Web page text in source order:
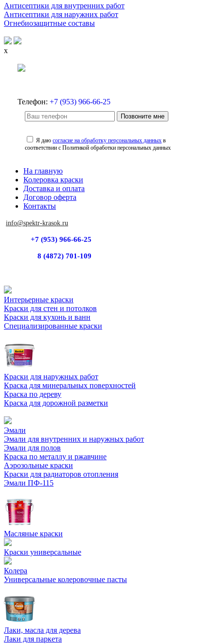
Антисептики для внутренних работ
Антисептики для наружних работ
Огнебиозащитные составы
x
Телефон: +7 (953) 966-66-25
Позвоните мне
Я даюсогласие на обработку персональных данных в
соответствии с Политикой обработки персональных данных
На главную
Колеровка краски
Доставка и оплата
Договор оферта
Контакты
info@spektr-krasok.ru
+7 (953) 966-66-25
8 (4872) 701-109
Интерьерные краски
Краски для стен и потолков
Краски для кухонь и ванн
Специализированные краски
Краски для наружных работ
Краска для минеральных поверхностей
Краска по дереву
Краска для дорожной разметки
Эмали
Эмали для внутренних и наружных работ
Эмали для полов
Краска по металлу и ржавчине
Аэрозольные краски
Краски для радиаторов отопления
Эмали ПФ-115
Масляные краски
Краски универсальные
Колера
Универсальные колеровочные пасты
Лаки, масла для дерева
Лаки для паркета